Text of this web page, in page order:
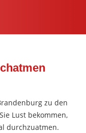
zu den
Lust bekommen,
durchzuatmen.